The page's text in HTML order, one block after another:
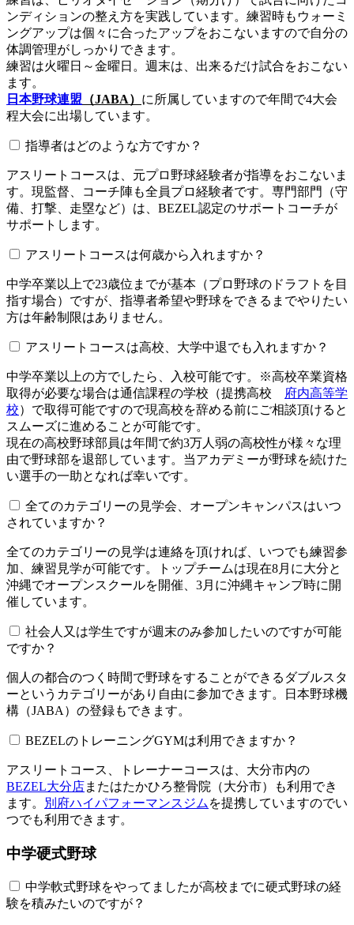
ンディションの整え方を実践しています。練習時もウォーミ
ングアップは個々に合ったアップをおこないますので自分の
体調管理がしっかりできます。
練習は火曜日～金曜日。週末は、出来るだけ試合をおこない
ます。
日本野球連盟 （JABA） に所属していますので年間で4大会
程大会に出場しています。
指導者はどのような方ですか？
アスリートコースは、元プロ野球経験者が指導をおこないま
す。現監督、コーチ陣も全員プロ経験者です。専門部門（守
備、打撃、走塁など）は、BEZEL認定のサポートコーチが
サポートします。
アスリートコースは何歳から入れますか？
中学卒業以上で23歳位までが基本（プロ野球のドラフトを目
指す場合）ですが、指導者希望や野球をできるまでやりたい
方は年齢制限はありません。
アスリートコースは高校、大学中退でも入れますか？
中学卒業以上の方でしたら、入校可能です。※高校卒業資格
取得が必要な場合は通信課程の学校（提携高校
府内高等学
校）で取得可能ですので現高校を辞める前にご相談頂けると
スムーズに進めることが可能です。
現在の高校野球部員は年間で約3万人弱の高校性が様々な理
由で野球部を退部しています。当アカデミーが野球を続けた
い選手の一助となれば幸いです。
全てのカテゴリーの見学会、オープンキャンパスはいつ
されていますか？​​​​​
全てのカテゴリーの見学は連絡を頂ければ、いつでも練習参
加、練習見学が可能です。トップチームは現在8月に大分と
沖縄でオープンスクールを開催、3月に沖縄キャンプ時に開
催しています。
社会人又は学生ですが週末のみ参加したいのですが可能
ですか？
個人の都合のつく時間で野球をすることができるダブルスタ
ーというカテゴリーがあり自由に参加できます。日本野球機
構（JABA）の登録もできます。
BEZELのトレーニングGYMは利用できますか？​​​​​
アスリートコース、トレーナーコースは、大分市内の
BEZEL大分店またはたかひろ整骨院（大分市）も利用でき
ます。
別府ハイパフォーマンスジム を提携していますのでい
つでも利用できます。
中学硬式野球
中学軟式野球をやってましたが高校までに硬式野球の経
験を積みたいのですが？